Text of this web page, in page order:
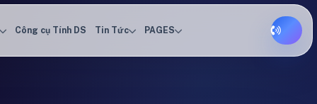
Công cụ Tính DS Tin Tức PAGES